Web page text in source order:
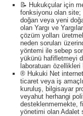
📝 Hukukçular için
fonksiyonu olan
doğan veya yeni
olan Yargı ve
çözüm yolları
neden soruları
yöntemi ile sebep
yükünü hafifletmeyi
laboratuarı özellikleri
® Hukuki Net
ticaret veya iş
kuruluş, bilgisayar
veyahut herhangi
desteklenmemekte,
yönetimi olan Adalet